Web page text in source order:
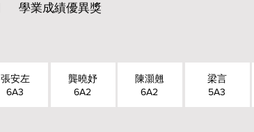
學業成績優異獎
張安左
6A3
龔曉妤
6A2
陳灝翹
6A2
梁言
5A3